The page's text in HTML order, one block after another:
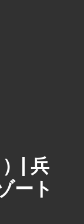
| 兵
ート